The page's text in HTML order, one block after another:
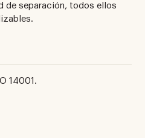
de separación, todos ellos
14001.